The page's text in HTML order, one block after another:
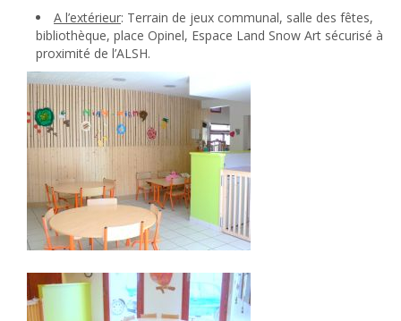
A l’extérieur: Terrain de jeux communal, salle des fêtes,
bibliothèque, place Opinel, Espace Land Snow Art sécurisé à
proximité de l’ALSH.